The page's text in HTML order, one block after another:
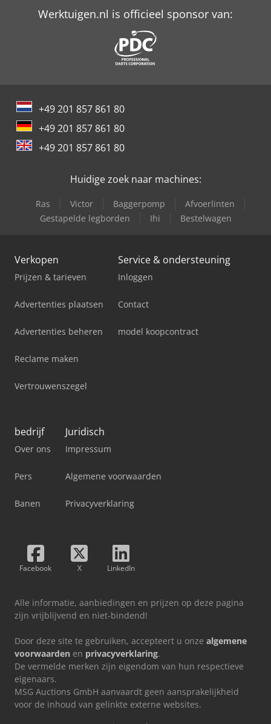
Werktuigen.nl is officieel sponsor van:
+49 201 857 861 80
+49 201 857 861 80
+49 201 857 861 80
Huidige zoek naar machines:
Ras Victor Baggerpomp
Afvoerlinten
Gestapelde legborden
Ihi Bestelwagen
Verkopen
Prijzen & tarieven
Advertenties plaatsen
Advertenties beheren
Reclame maken
Vertrouwenszegel
Service & ondersteuning
Inloggen
Contact
model koopcontract
bedrijf
Over ons
Pers
Banen
Juridisch
Impressum
Algemene voorwaarden
Privacyverklaring
Facebook X LinkedIn
Alle informatie, aanbiedingen en prijzen op deze pagina
zijn vrijblijvend en niet-bindend!
Door deze site te gebruiken, accepteert u onze algemene
voorwaarden en privacyverklaring.
De vermelde merken zijn eigendom van hun respectieve
eigenaars.
MSG Auctions GmbH aanvaardt geen aansprakelijkheid
voor de inhoud van gelinkte externe websites.